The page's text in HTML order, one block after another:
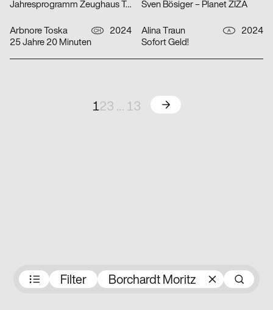
Preisträger:innen
Filter Borchardt Moritz
Jahresprogramm Zeughaus Teufen 2024
Sven Bösiger – Planet ZIZA
Arbnore Toska CH
2024
25 Jahre 20 Minuten
Alina Traun A
2024
Sofort Geld!
123 … 13